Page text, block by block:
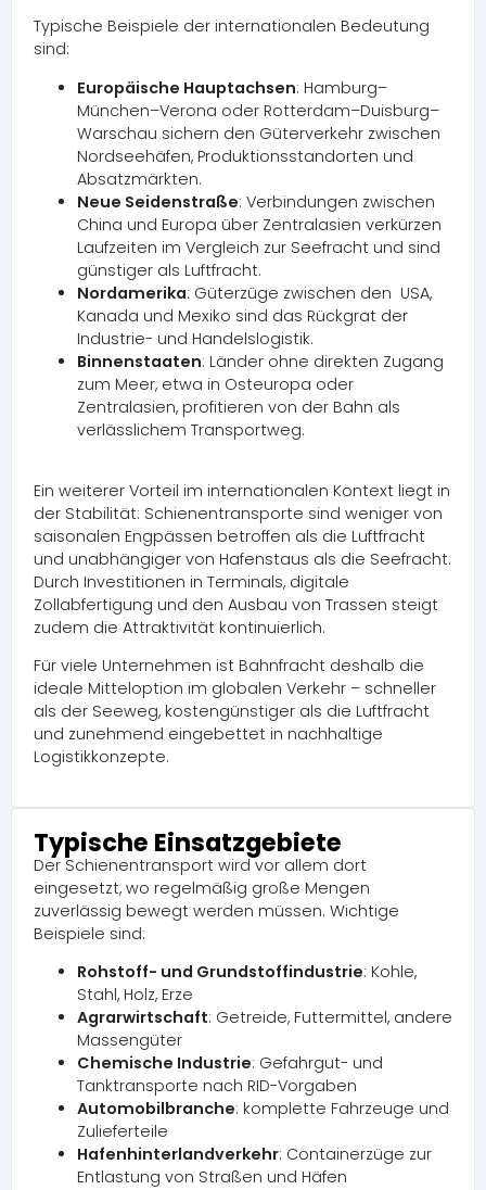
Typische Beispiele der internationalen Bedeutung
sind:
Europäische Hauptachsen: Hamburg–
München–Verona oder Rotterdam–Duisburg–
Warschau sichern den Güterverkehr zwischen
Nordseehäfen, Produktionsstandorten und
Absatzmärkten.
Neue Seidenstraße: Verbindungen zwischen
China und Europa über Zentralasien verkürzen
Laufzeiten im Vergleich zur Seefracht und sind
günstiger als Luftfracht.
Nordamerika: Güterzüge zwischen den USA,
Kanada und Mexiko sind das Rückgrat der
Industrie- und Handelslogistik.
Binnenstaaten: Länder ohne direkten Zugang
zum Meer, etwa in Osteuropa oder
Zentralasien, profitieren von der Bahn als
verlässlichem Transportweg.
Ein weiterer Vorteil im internationalen Kontext liegt in
der Stabilität: Schienentransporte sind weniger von
saisonalen Engpässen betroffen als die Luftfracht
und unabhängiger von Hafenstaus als die Seefracht.
Durch Investitionen in Terminals, digitale
Zollabfertigung und den Ausbau von Trassen steigt
zudem die Attraktivität kontinuierlich.
Für viele Unternehmen ist Bahnfracht deshalb die
ideale Mitteloption im globalen Verkehr – schneller
als der Seeweg, kostengünstiger als die Luftfracht
und zunehmend eingebettet in nachhaltige
Logistikkonzepte.
Typische Einsatzgebiete
Der Schienentransport wird vor allem dort
eingesetzt, wo regelmäßig große Mengen
zuverlässig bewegt werden müssen. Wichtige
Beispiele sind:
Rohstoff- und Grundstoffindustrie: Kohle,
Stahl, Holz, Erze
Agrarwirtschaft: Getreide, Futtermittel, andere
Massengüter
Chemische Industrie: Gefahrgut- und
Tanktransporte nach RID-Vorgaben
Automobilbranche: komplette Fahrzeuge und
Zulieferteile
Hafenhinterlandverkehr: Containerzüge zur
Entlastung von Straßen und Häfen